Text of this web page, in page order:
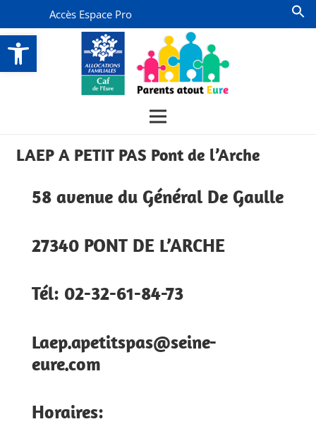
Ouvrir la barre d’outils
Accès Espace Pro
LAEP A PETIT PAS Pont de l’Arche
58 avenue du Général De Gaulle
27340 PONT DE L’ARCHE
Tél: 02-32-61-84-73
Laep.apetitspas@seine-
eure.com
Horaires: